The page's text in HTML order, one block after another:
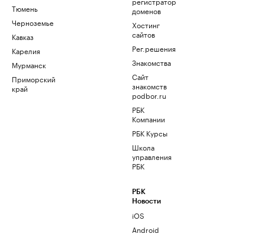
Тюмень
Черноземье
Кавказ
Карелия
Мурманск
Приморский
край
доменов
Хостинг
сайтов
Рег.решения
Знакомства
Сайт
знакомств
podbor.ru
РБК
Компании
РБК Курсы
Школа
управления
РБК
РБК
Новости
iOS
Android